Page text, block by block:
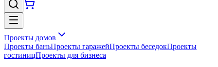
Проекты домов
Проекты баньПроекты гаражейПроекты беседокПроекты
гостиницПроекты для бизнеса